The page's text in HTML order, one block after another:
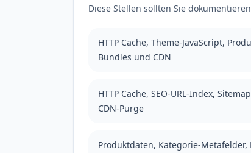
Diese Stellen sollten Sie
HTTP Cache, Theme-JavaScript,
Bundles und CDN
HTTP Cache, SEO-URL-Index,
CDN-Purge
Produktdaten, Kategorie-